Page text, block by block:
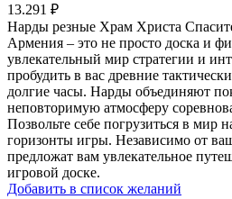
13.291 ₽
Нарды резные Храм Христа
Армения – это не просто доска и
увлекательный мир стратегии и
пробудить в вас древние
долгие часы. Нарды объединяют
неповторимую атмосферу
Позвольте себе погрузиться в мир
горизонты игры. Независимо от
предложат вам увлекательное
игровой доске.
Добавить в список желаний